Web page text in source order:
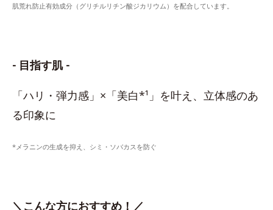
肌荒れ防止有効成分（グリチルリチン酸ジカリウム）を配合しています。
- 目指す肌 -
「ハリ・弾力感」×「美白*¹」を叶え、立体感のあ
る印象に
*メラニンの生成を抑え、シミ・ソバカスを防ぐ
＼こんな方におすすめ！／